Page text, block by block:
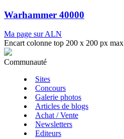
Warhammer 40000
Ma page sur ALN
Encart colonne top 200 x 200 px max
Communauté
Sites
Concours
Galerie photos
Articles de blogs
Achat / Vente
Newsletters
Editeurs